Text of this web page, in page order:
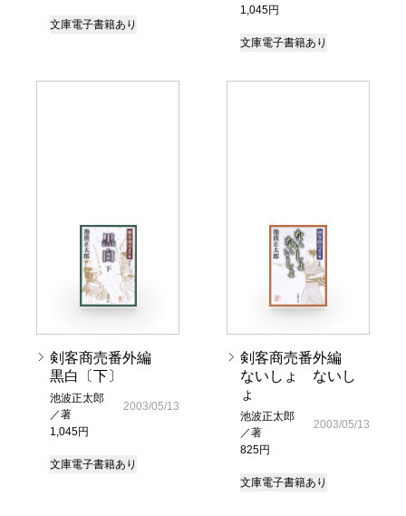
文庫電子書籍あり
1,045円
文庫電子書籍あり
剣客商売番外編
黒白〔下〕
池波正太郎
／著
1,045円
2003/05/13
文庫電子書籍あり
剣客商売番外編
ないしょ ないし
ょ
池波正太郎
／著
825円
2003/05/13
文庫電子書籍あり